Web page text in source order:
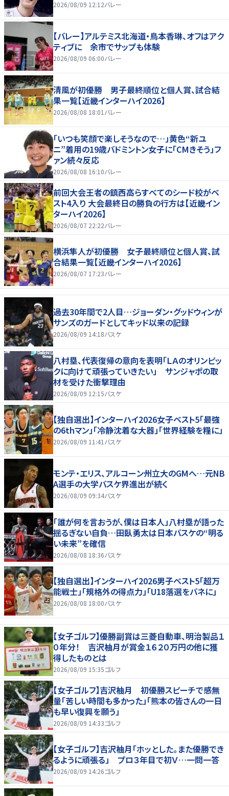
2026/08/09 12:12バレー
【バレー】アルテミス北海道・鳥本香琳、オフはアク
ティブに 余市でサップも体験
2026/08/09 06:00バレー
清風が初優勝 男子最終順位と個人賞、試合結
果一覧【近畿インターハイ2026】
2026/08/08 18:01 バレー
「いつも笑顔で楽しそうなので…」黄色“新ユ
ニ”着用の19歳バドミントン女子に「CMきそう」フ
ァン続々反応
2026/08/08 16:10バレー
前回大会王者の鎮西高らすべてのシード校がベ
スト4入り 大会最終日の勝負の行方は【近畿イン
ターハイ2026】
2026/08/07 22:22バレー
横浜隼人が初優勝 女子最終順位と個人賞、試
合結果一覧【近畿インターハイ2026】
2026/08/07 17:23バレー
過去30年間で2人目…ジョーダン・グッドウィンが
サンズのガードとしてキッド以来の記録
2026/08/09 14:18バスケ
八村塁、代表復帰の意向を表明「ＬＡのオリンピッ
クに向けて頑張っていきたい」 サンジャポの取
材を受けた衝撃理由
2026/08/09 12:15バスケ
【独自選出】インターハイ2026女子ベスト5「最強
の6thマン」「冷静沈着な大器」「世界経験を糧に」
2026/08/09 11:41 バスケ
モンテ・エリス、アルコーン州立大のGMへ…元NB
A選手の大学バスケ界進出が続く
2026/08/09 09:34バスケ
「誰が何を言おうが、僕は日本人」八村塁が語った
揺るぎない自負…田臥勇太は日本バスケの“明る
い未来”を確信
2026/08/08 18:36バスケ
【独自選出】インターハイ2026男子ベスト5「超万
能戦士」「規格外の得点力」「U18落選をバネに」
2026/08/08 18:00バスケ
【女子ゴルフ】優勝副賞は三菱自動車、明治製品１
０年分！ 吉沢柚月が賞金１６２０万円の他に獲
得したものとは
2026/08/09 15:35ゴルフ
【女子ゴルフ】吉沢柚月 初優勝スピーチで感無
量「苦しい時間も多かった」「熊本の皆さんの一日
も早い復興を願う」
2026/08/09 14:33ゴルフ
【女子ゴルフ】吉沢柚月「ホッとした。また優勝でき
るように頑張る」 プロ３年目で初Ｖ…一問一答
2026/08/09 14:26ゴルフ